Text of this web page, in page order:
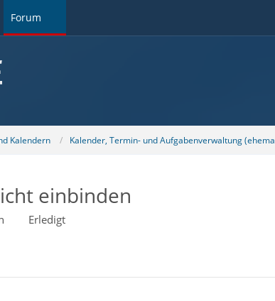
Forum
Kalendern Kalender, Termin- und Aufgabenverwaltung
einbinden
Erledigt